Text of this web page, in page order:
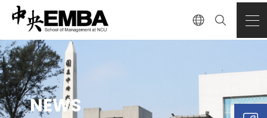
NEWS